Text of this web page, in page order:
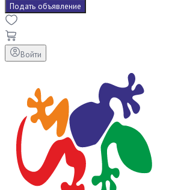
Подать объявление
Войти